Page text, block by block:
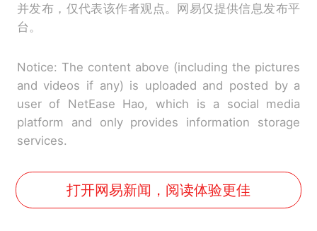
并发布，仅代表该作者观点。网易仅提供信息发布平
台。
Notice: The content above (including the pictures
and videos if any) is uploaded and posted by a
user of NetEase Hao, which is a social media
platform and only provides information storage
services.
打开网易新闻，阅读体验更佳